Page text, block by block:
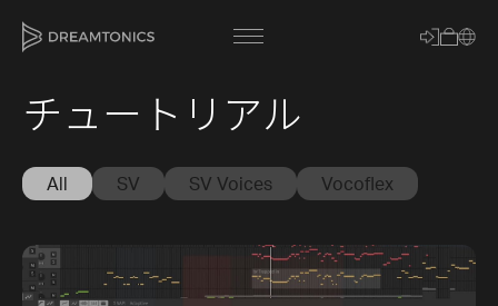
チュートリアル
All SV SV Voices Vocoflex
[title]
[about]